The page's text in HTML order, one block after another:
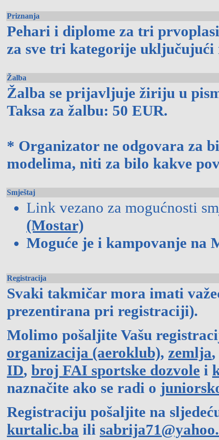
Priznanja
Pehari i diplome za tri
za sve tri kategorije
Žalba
Žalba se prijavljuje žiriju u
Taksa za žalbu: 50 EUR.
* Organizator ne odgovara za
modelima, niti za bilo kakve
Smještaj
Link vezano za mogućnosti
(Mostar)
Moguće je i kampovanje na
Registracija
Svaki takmičar mora imati
prezentirana pri registraciji).
Molimo pošaljite Vašu
organizacija (aeroklub), zemlja,
ID, broj FAI sportske dozvole i
naznačite ako se radi o
Registraciju pošaljite na
kurtalic.ba ili